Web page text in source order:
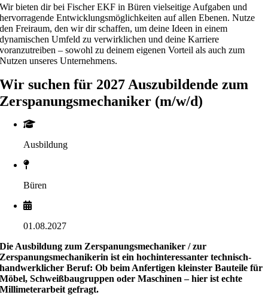
Wir bieten dir bei Fischer EKF in Büren vielseitige Aufgaben und
hervorragende Entwicklungsmöglichkeiten auf allen Ebenen. Nutze
den Freiraum, den wir dir schaffen, um deine Ideen in einem
dynamischen Umfeld zu verwirklichen und deine Karriere
voranzutreiben – sowohl zu deinem eigenen Vorteil als auch zum
Nutzen unseres Unternehmens.
Wir suchen für 2027 Auszubildende zum
Zerspanungsmechaniker (m/w/d)
Ausbildung
Büren
01.08.2027
Die Ausbildung zum Zerspanungsmechaniker / zur
Zerspanungsmechanikerin ist ein hochinteressanter technisch-
handwerklicher Beruf: Ob beim Anfertigen kleinster Bauteile für
Möbel, Schweißbaugruppen oder Maschinen – hier ist echte
Millimeterarbeit gefragt.